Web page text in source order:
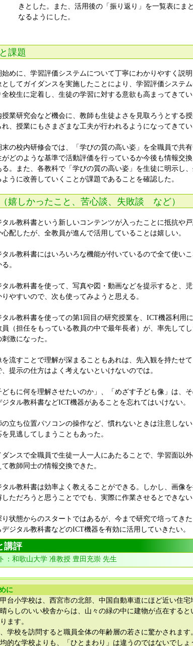
きとした。また、活用後の「振り返り」を一覧表にま
なるようにした。
課題
始めに、学習評価システムについて丁寧にわかりやすく説
としてガイダンスを実施したことにより、学習評価システ
全校生に定着し、生徒の学習に対する意欲も高まってきてい
授業研究会など機会に、教師も生徒よさを見取ろうとする
れ、授業にもさまざまな工夫が行われるようになってきてい
末の校内研修会では、「学びの質の高い姿」を全職員で共
がどのような基準で活動評価を行っているか今後も情報交
る。また、各教科で「学びの質の高い姿」を生徒に明示し
ように改善していくことが課題であることを確認した。
嬉しかったこと、苦心談、失敗談 など）
タル教科書という新しいコンテンツが入ったことに抵抗や戸
心配したが、全教員が進んで活用していることは嬉しい。
タル教科書にはいろいろな機能が付いているので全て使い
。
タル教科書を使って、写真や図・動画などを提示すると、児
りやすいので、次も使ってみようと思える。
タル教科書を使っての第1回目の研究授業を、ICT機器利用
員（担任をもっている教員の中で最年長者）が、率先して
激になった。
を流すことで理解が深まることもあれは、先入観を持たせ
、提示の仕方はよく考えないといけないのでは。
どもに何を理解させたいのか」、「めざす子ども像」は、
ジタル教科書などICT機器があることを忘れてはいけない。
の立ち位置パソコンの操作など、慣れないときは注意しな
を見逃してしまうこともあった。
ダンスで全職員で生徒一人一人にあたることで、学習面以
て教師同士の情報交換できた。
タル教科書は効率よく教えることができる。しかし、画像
しただろうと思うことででも、実際に作業させるとできない
り状態からのスタートではあるが、今まで研究で培ってき
デジタル教科書などのICT機器を有効に活用していきたい。
講評
：和歌山大学 准教授 豊田充崇 先生
に
小学校は、西宮市の北部、中国自動車道にほど近い住宅
らしのいい校舎からは、山々の緑の中に建物が点在すると
ます。
校を訪問すると職員全体の年齢層の若さに驚かされます
的な学校よりも、「ひとまわり」は違うのではないでしょ